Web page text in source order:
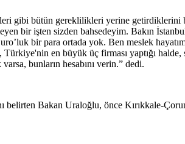
gibi bütün gereklilikleri yerine
bir işten sizden bahsedeyim. Bakın
bir para ortada yok. Ben meslek
en büyük üç firması yaptığı
bunların hesabını verin.” dedi.
belirten Bakan Uraloğlu, önce Kırıkkale-